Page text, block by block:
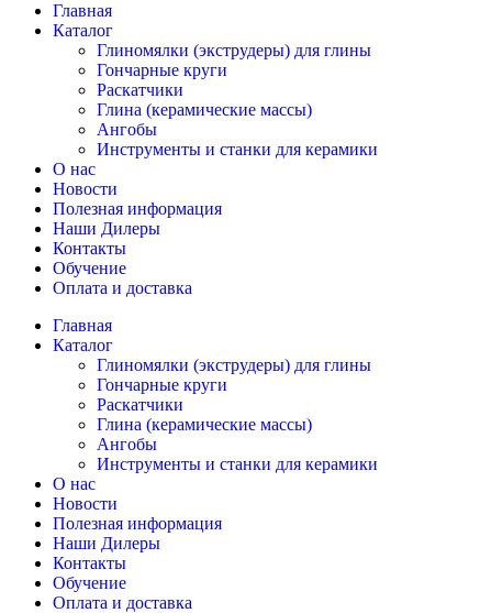
Главная
Каталог
Глиномялки (экструдеры) для глины
Гончарные круги
Раскатчики
Глина (керамические массы)
Ангобы
Инструменты и станки для керамики
О нас
Новости
Полезная информация
Наши Дилеры
Контакты
Обучение
Оплата и доставка
Главная
Каталог
Глиномялки (экструдеры) для глины
Гончарные круги
Раскатчики
Глина (керамические массы)
Ангобы
Инструменты и станки для керамики
О нас
Новости
Полезная информация
Наши Дилеры
Контакты
Обучение
Оплата и доставка